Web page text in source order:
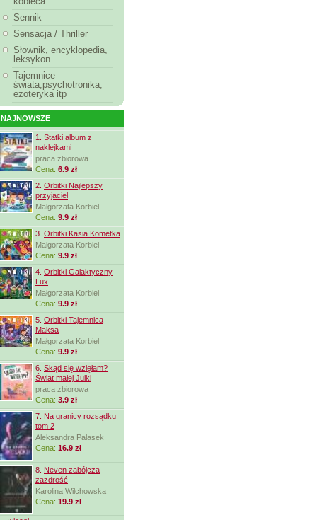
Sennik
Sensacja / Thriller
Słownik, encyklopedia,
leksykon
Tajemnice
świata,psychotronika,
ezoteryka itp
NAJNOWSZE
1. Statki album z
naklejkami
praca zbiorowa
Cena: 6.9 zł
2. Orbitki Najlepszy
przyjaciel
Małgorzata Korbiel
Cena: 9.9 zł
3. Orbitki Kasia Kometka
Małgorzata Korbiel
Cena: 9.9 zł
4. Orbitki Galaktyczny
Lux
Małgorzata Korbiel
Cena: 9.9 zł
5. Orbitki Tajemnica
Maksa
Małgorzata Korbiel
Cena: 9.9 zł
6. Skąd się wzięłam?
Świat małej Julki
praca zbiorowa
Cena: 3.9 zł
7. Na granicy rozsądku
tom 2
Aleksandra Palasek
Cena: 16.9 zł
8. Neven zabójcza
zazdrość
Karolina Wilchowska
Cena: 19.9 zł